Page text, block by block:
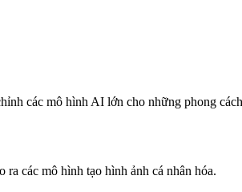
các mô hình AI lớn cho những phong
các mô hình tạo hình ảnh cá nhân hóa.